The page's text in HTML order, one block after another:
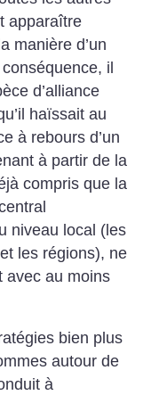
apparaître
manière d’un
il
d’alliance
haïssait au
à rebours d’un
à partir de la
compris que la
niveau local (les
les régions), ne
avec au moins
bien plus
autour de
à